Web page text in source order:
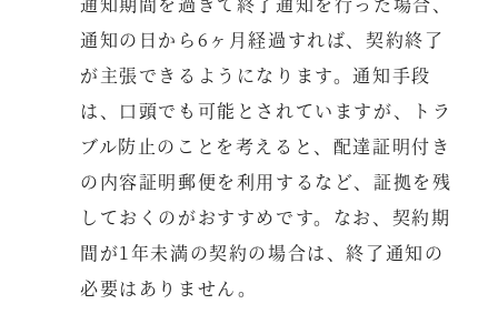
通知の日から6ヶ月経過すれば、契約終了
が主張できるようになります。通知手段
は、口頭でも可能とされていますが、トラ
ブル防止のことを考えると、配達証明付き
の内容証明郵便を利用するなど、証拠を残
しておくのがおすすめです。なお、契約期
間が1年未満の契約の場合は、終了通知の
必要はありません。